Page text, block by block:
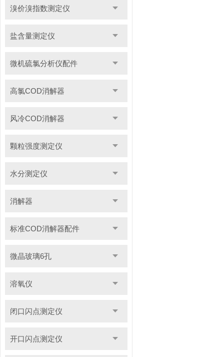
溴价溴指数测定仪
盐含量测定仪
微机硫氯分析仪配件
高氯COD消解器
风冷COD消解器
颗粒强度测定仪
水分测定仪
消解器
标准COD消解器配件
微晶玻璃6孔
溶氧仪
闭口闪点测定仪
开口闪点测定仪